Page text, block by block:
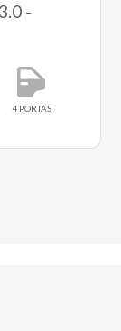
-
4 PORTAS